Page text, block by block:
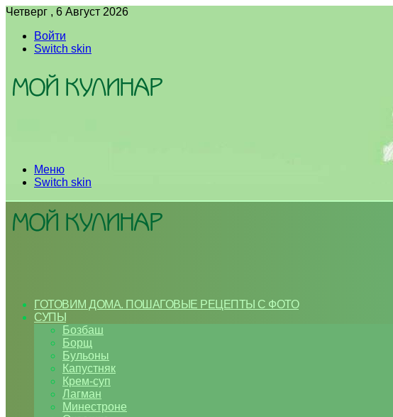
Четверг , 6 Август 2026
Войти
Switch skin
Меню
Switch skin
ГОТОВИМ ДОМА. ПОШАГОВЫЕ РЕЦЕПТЫ С ФОТО
СУПЫ
Бозбаш
Борщ
Бульоны
Капустняк
Крем-суп
Лагман
Минестроне